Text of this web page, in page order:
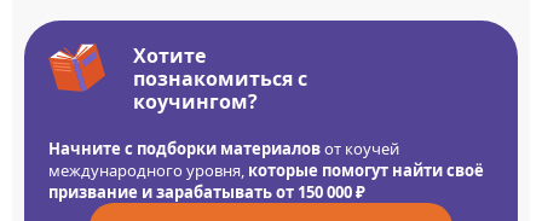
Хотите
познакомиться с
коучингом?
Начните с подборки материаловот коучей
международного уровня, которые помогут найти своё
призвание и зарабатывать от 150 000 ₽